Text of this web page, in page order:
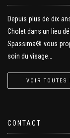
Depuis plus de dix
Cholet dans un lieu
Spassima® vous
soin du visage…
VOIR TOUTES
CONTACT